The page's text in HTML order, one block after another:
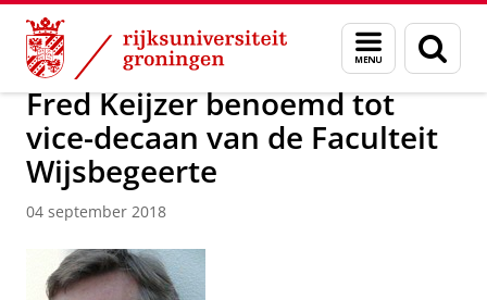
Skip
Content
Skip
Navigation
Menu
en
zoeken
Over ons Actueel Nieuws Nieuwsberichten
Fred Keijzer benoemd tot
vice-decaan van de Faculteit
Wijsbegeerte
04 september 2018